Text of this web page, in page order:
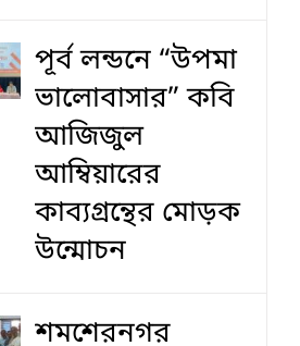
পূর্ব লন্ডনে “উপমা
ভালোবাসার” কবি
আজিজুল
আম্বিয়ারের
কাব্যগ্রন্থের মোড়ক
উন্মোচন
শমশেরনগর